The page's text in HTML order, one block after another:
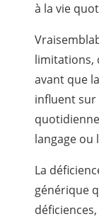
à la vie
limitations,
avant que
influent sur
langage ou
La
générique